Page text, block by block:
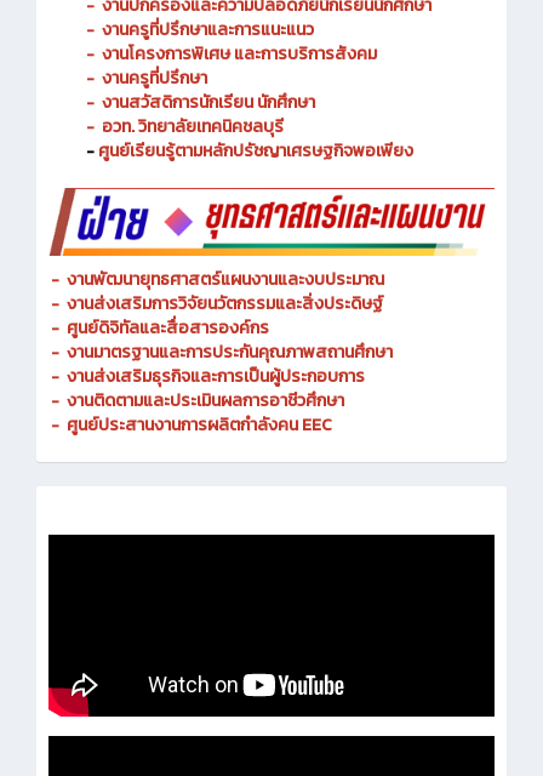
- งานกิจกรรมนักเรียน นักศึกษา
- งานปกครองและความปลอดภัยนักเรียนนักศึกษา
- งานครูที่ปรึกษาและการแนะแนว
- งานโครงการพิเศษ และการบริการ
- งานครูที่ปรึกษา
- งานสวัสดิการนักเรียน นักศึกษา
-อวท. วิทยาลัยเทคนิคชลบุรี
-ศูนย์เรียนรู้ตามหลักปรัชญาเศรษฐกิจพอเพียง
- งานพัฒนายุทธศาสตร์แผนงานและงบประมาณ
- งานส่งเสริมการวิจัยนวัตกรรมและสิ่งประดิษฐ์
- ศูนย์ดิจิทัลและสื่อสารองค์กร
- งานมาตรฐานและการประกันคุณภาพสถานศึกษา
- งานส่งเสริมธุรกิจและการเป็นผู้ประกอบการ
- งานติดตามและประเมินผลการอาชีวศึกษา
-ศูนย์ประสานงานการผลิตกำลังคน EEC